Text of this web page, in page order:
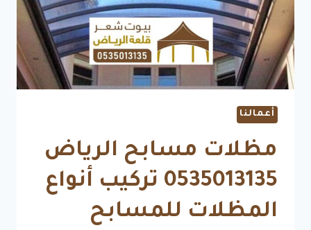
للساحات
أعمالنا
مظلات مسابح الرياض
0535013135 تركيب أنواع
المظلات للمسابح